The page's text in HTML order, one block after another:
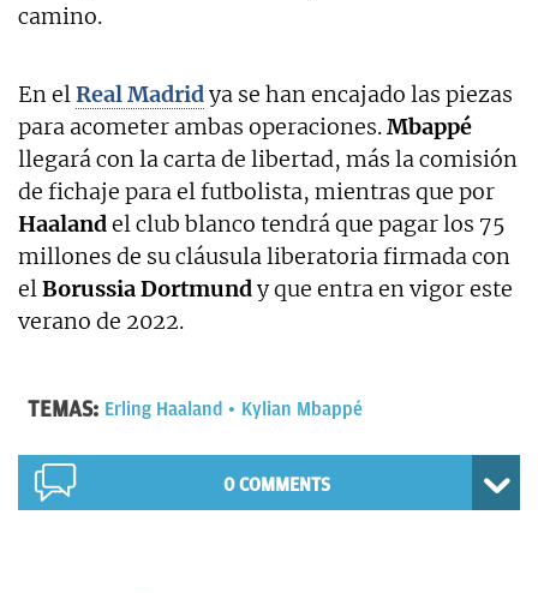
camino.
En elReal Madridya se han encajado las piezas
para acometer ambas operaciones.Mbappé
llegará con la carta de libertad, más la comisión
de fichaje para el futbolista, mientras que por
Haalandel club blanco tendrá que pagar los 75
millones de su cláusula liberatoria firmada con
elBorussia Dortmundy que entra en vigor este
verano de 2022.
TEMAS: Erling Haaland Kylian Mbappé
0 COMMENTS